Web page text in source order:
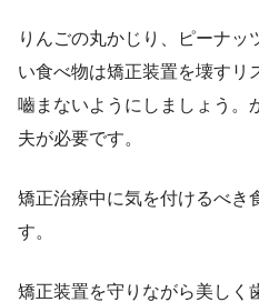
りんごの丸かじり、ピーナッ
い食べ物は矯正装置を壊すリ
嚙まないようにしましょう。
夫が必要です。
矯正治療中に気を付けるべき
す。
矯正装置を守りながら美しく